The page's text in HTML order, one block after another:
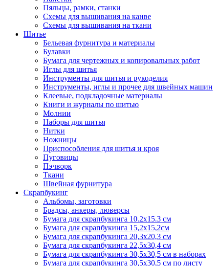
Пяльцы, рамки, станки
Схемы для вышивания на канве
Схемы для вышивания на ткани
Шитье
Бельевая фурнитура и материалы
Булавки
Бумага для чертежных и копировальных работ
Иглы для шитья
Инструменты для шитья и рукоделия
Инструменты, иглы и прочее для швейных машин
Клеевые, подкладочные материалы
Книги и журналы по шитью
Молнии
Наборы для шитья
Нитки
Ножницы
Приспособления для шитья и кроя
Пуговицы
Пэчворк
Ткани
Швейная фурнитура
Скрапбукинг
Альбомы, заготовки
Брадсы, анкеры, люверсы
Бумага для скрапбукинга 10.2х15.3 см
Бумага для скрапбукинга 15,2х15,2см
Бумага для скрапбукинга 20,3х20,3 см
Бумага для скрапбукинга 22,5х30,4 см
Бумага для скрапбукинга 30,5х30,5 см в наборах
Бумага для скрапбукинга 30,5х30,5 см по листу